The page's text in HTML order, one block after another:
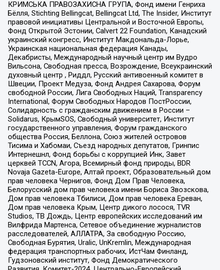
КРИМСЬКА ПРАВОЗАХИСНА ГРУПА, Фонд имени Генриха
Бёлля, Stichting Bellingcat, Bellingcat Ltd, The Insider, Институт
правовой инициативы Центральной и Восточной Европы,
Фонд Открытой Эстонии, Calvert 22 Foundation, Канадский
украинский конгресс, Институт Макдональда-Лорье,
Украинская национальная федерация Канады,
Декабристы, Международный научный центр им Вудро
Вильсона, Свободная пресса, Возрождение, Всеукраинский
духовный центр , Риддл, Русский антивоенный комитет в
Швеции, Проект Медуза, Фонд Андрея Сахарова, Форум
свободной России, Лига Свободных Наций, Transparеncy
International, Форум Свободных Народов ПостРоссии,
Солидарность с гражданским движением в России –
Solidarus, КрымSOS, Свободный университет, Институт
государственного управления, Форум гражданского
общества Россия, Беллона, Союз жителей островов
Тисима и Хабомаи, Съезд народных депутатов, Гринпис
Интернешнл, Фонд борьбы с коррупцией Инк, Завет
церквей TCCN, Агора, Всемирный фонд природы, BDR
Novaja Gazeta-Europe, Алтай проект, Образовательный дом
прав человека Чернигов, Фонд Дом Прав Человека,
Белорусский дом прав человека имени Бориса Звозскова,
Дом прав человека Тбилиси, Дом прав человека Ереван,
Дом прав человека Крым, Центр дикого лосося, TVR
Studios, ТВ Дождь, Центр европейских исследований им
Вилфрида Мартенса, Сетевое объединение журналистов
расследователей, АЛЛАТРА, За свободную Россию,
Свободная Бурятия, Uralic, UnKremlin, Международная
федерация транспортных рабочих, ИстЧам Финланд,
Гудзоновский институт, Фонд Демократического